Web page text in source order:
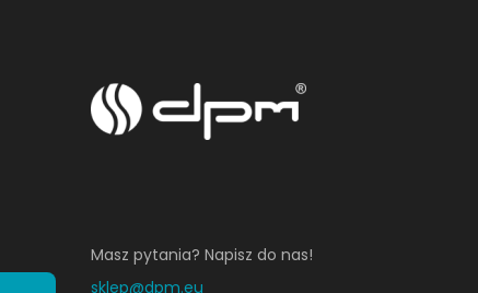
Masz pytania? Napisz do nas!
sklep@dpm.eu